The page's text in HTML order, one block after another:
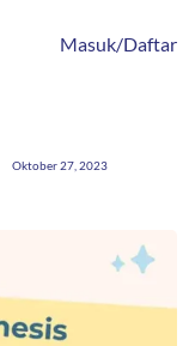
Masuk/Daftar
Oktober 27, 2023